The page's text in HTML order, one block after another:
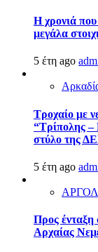
Η χρονιά
μεγάλα
5 έτη ago
Τροχαίο με
“Τρίπολης –
στύλο της
5 έτη ago
Προς
Αρχαίας